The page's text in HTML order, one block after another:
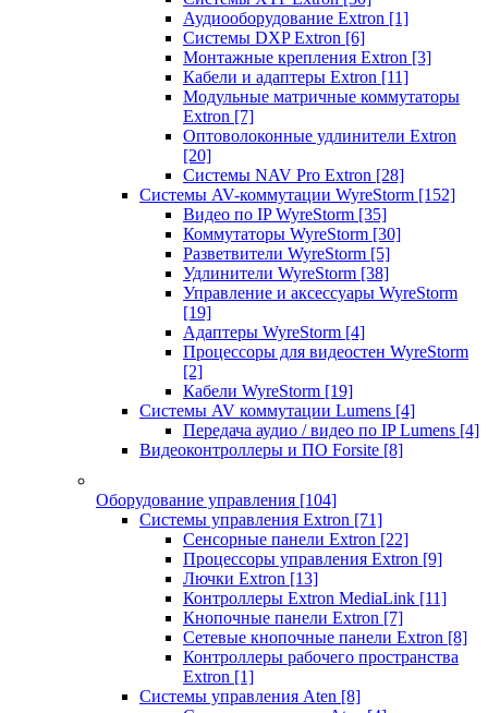
Аудиооборудование Extron [1]
Системы DXP Extron [6]
Монтажные крепления Extron [3]
Кабели и адаптеры Extron [11]
Модульные матричные коммутаторы
Extron [7]
Оптоволоконные удлинители Extron
[20]
Системы NAV Pro Extron [28]
Системы AV-коммутации WyreStorm [152]
Видео по IP WyreStorm [35]
Коммутаторы WyreStorm [30]
Разветвители WyreStorm [5]
Удлинители WyreStorm [38]
Управление и аксессуары WyreStorm
[19]
Адаптеры WyreStorm [4]
Процессоры для видеостен WyreStorm
[2]
Кабели WyreStorm [19]
Системы AV коммутации Lumens [4]
Передача аудио / видео по IP Lumens [4]
Видеоконтроллеры и ПО Forsite [8]
Оборудование управления [104]
Системы управления Extron [71]
Сенсорные панели Extron [22]
Процессоры управления Extron [9]
Лючки Extron [13]
Контроллеры Extron MediaLink [11]
Кнопочные панели Extron [7]
Сетевые кнопочные панели Extron [8]
Контроллеры рабочего пространства
Extron [1]
Системы управления Aten [8]